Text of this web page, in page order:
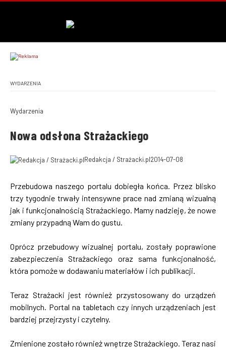
WYDARZENIA
Wydarzenia
Nowa odsłona Strażackiego
Redakcja / Strażacki.pl2014-07-08
Przebudowa naszego portalu dobiegła końca. Przez blisko
trzy tygodnie trwały intensywne prace nad zmianą wizualną
jak i funkcjonalnością Strażackiego. Mamy nadzieję, że nowe
zmiany przypadną Wam do gustu.
Oprócz przebudowy wizualnej portalu, zostały poprawione
zabezpieczenia Strażackiego oraz sama funkcjonalność,
która pomoże w dodawaniu materiałów i ich publikacji.
Teraz Strażacki jest również przystosowany do urządzeń
mobilnych. Portal na tabletach czy innych urządzeniach jest
bardziej przejrzysty i czytelny.
Zmienione zostało również wnętrze Strażackiego. Teraz nasi